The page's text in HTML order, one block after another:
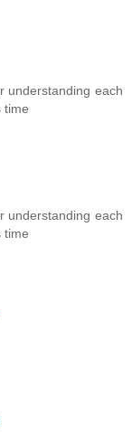
understanding each
time
understanding each
time